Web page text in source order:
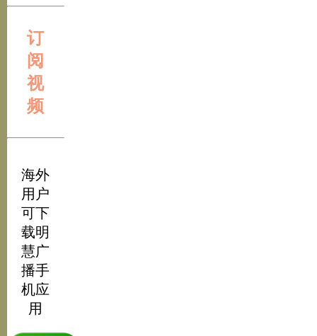
订
阅
视
频
海外
用户
可下
载明
慧广
播手
机应
用